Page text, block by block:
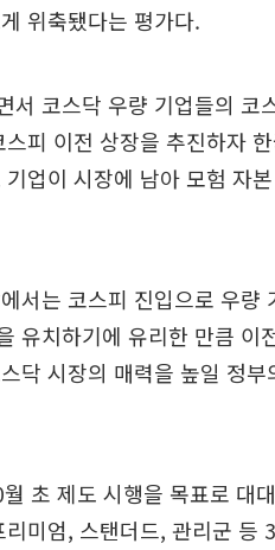
위축됐다는 평가다.
서 코스닥 우량 기업들의 코
피 이전 상장을 추진하자
업이 시장에 남아 모험 자
서는 코스피 진입으로 우량
유치하기에 유리한 만큼 이
닥 시장의 매력을 높일 정
초 제도 시행을 목표로 대
미엄, 스탠더드, 관리군 등